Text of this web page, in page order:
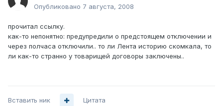
Опубликовано 7 августа, 2008
прочитал ссылку.
как-то непонятно: предупредили о предстоящем отключении и
через полчаса отключили.. то ли Лента историю скомкала, то
ли как-то странно у товарищей договоры заключены..
Вставить ник Цитата